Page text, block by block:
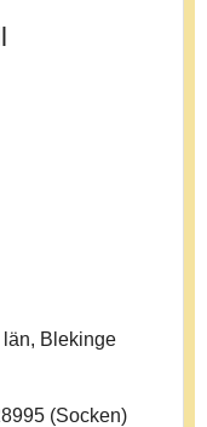
Blekinge
(Socken)